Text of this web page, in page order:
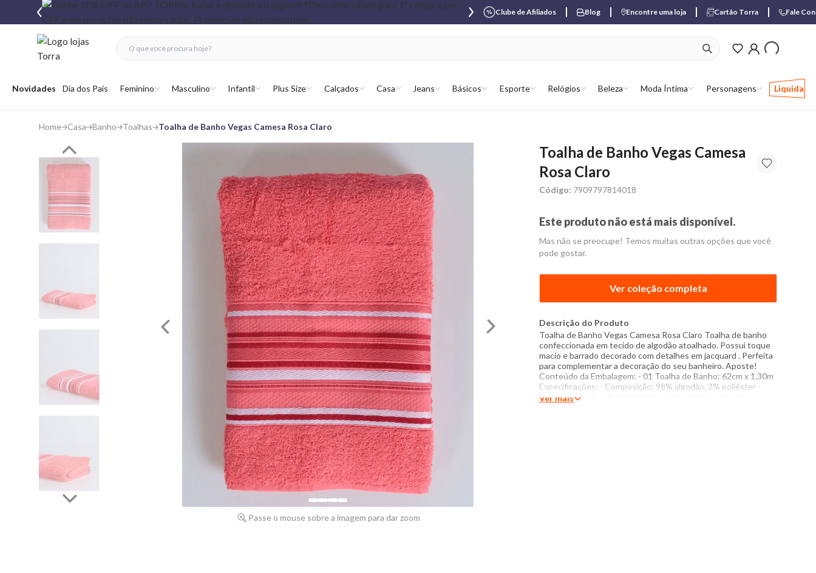
Clube de Afiliados Blog Encontre uma loja Cartão Torra Fale
Abrir menu
Novidades Dia dos Pais Feminino Masculino Infantil Plus Size Calçados Casa Jeans Básicos Esporte Relógios Beleza Moda Íntima Personagens Liquida
ver produtos
fechar menu
fechar menu
favoritos
Home Casa Banho Toalhas Toalha de Banho Vegas Camesa Rosa Claro
Passe o mouse sobre a imagem para dar zoom
Toalha de Banho Vegas Camesa
Rosa Claro
Código: 7909797814018
Este produto não está mais disponível.
Mas não se preocupe! Temos muitas outras opções que você
pode gostar.
Ver coleção completa
Descrição do Produto
Toalha de Banho Vegas Camesa Rosa Claro Toalha de banho
confeccionada em tecido de algodão atoalhado. Possui toque
macio e barrado decorado com detalhes em jacquard . Perfeita
para complementar a decoração do seu banheiro. Aposte!
Conteúdo da Embalagem: - 01 Toalha de Banho: 62cm x 1,30m
Especificações: - Composição: 98% algodão, 2% poliéster -
Produzido no Brasil - Instruções de lavagem: Lavar com
Ver mais